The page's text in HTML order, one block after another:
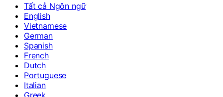
Tất cả Ngôn ngữ
English
Vietnamese
German
Spanish
French
Dutch
Portuguese
Italian
Greek